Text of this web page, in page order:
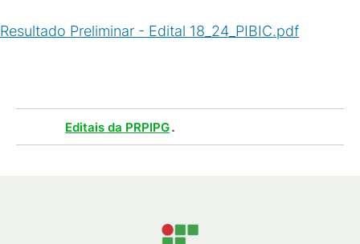
Resultado Preliminar - Edital 18_24_PIBIC.pdf
Editais da PRPIPG.